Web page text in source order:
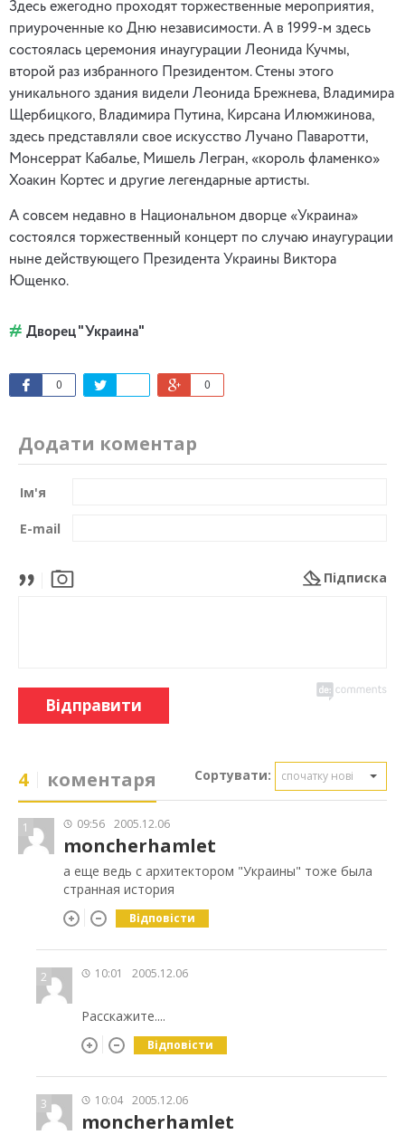
Здесь ежегодно проходят торжественные мероприятия,
приуроченные ко Дню независимости. А в 1999-м здесь
состоялась церемония инаугурации Леонида Кучмы,
второй раз избранного Президентом. Стены этого
уникального здания видели Леонида Брежнева, Владимира
Щербицкого, Владимира Путина, Кирсана Илюмжинова,
здесь представляли свое искусство Лучано Паваротти,
Монсеррат Кабалье, Мишель Легран, «король фламенко»
Хоакин Кортес и другие легендарные артисты.
А совсем недавно в Национальном дворце «Украина»
состоялся торжественный концерт по случаю инаугурации
ныне действующего Президента Украины Виктора
Ющенко.
Дворец "Украина"
0 0
Додати коментар
Ім'я
E-mail
Підписка
Відправити
4 коментаря Сортувати: спочатку нові
1 09:56 2005.12.06
moncherhamlet
а еще ведь с архитектором "Украины" тоже была
странная история
Відповісти
2 10:01 2005.12.06
Расскажите....
Відповісти
3 10:04 2005.12.06
moncherhamlet